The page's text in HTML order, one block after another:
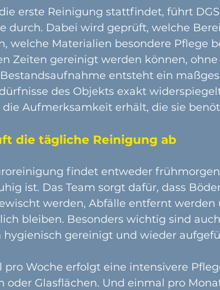
erste Reinigung stattfindet, führt
durch. Dabei wird geprüft, welche
welche Materialien besondere Pflege
Zeiten gereinigt werden können,
entsteht ein
des Objekts exakt
die Aufmerksamkeit erhält, die sie
die tägliche Reinigung ab
findet entweder
ist. Das Team sorgt dafür, dass
werden, Abfälle entfernt
bleiben. Besonders wichtig sind
hygienisch gereinigt und wieder
pro Woche erfolgt eine intensivere
oder Glasflächen. Und einmal pro